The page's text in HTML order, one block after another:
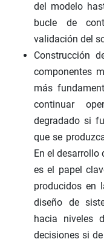
del modelo
bucle de
validación del
Construcción
componentes
más
continuar
degradado si
que se
En el desarrollo
es el papel
producidos en
diseño de
hacia niveles
decisiones si